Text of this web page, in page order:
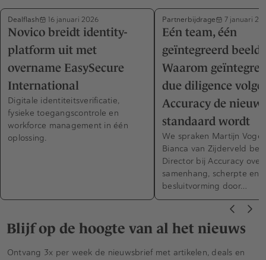
Dealflash 16 januari 2026
Novico breidt identity-
platform uit met
overname EasySecure
International
Digitale identiteitsverificatie,
fysieke toegangscontrole en
workforce management in één
oplossing.
Partnerbijdrage 7 januari
Eén team, één
geïntegreerd beeld
Waarom
due diligence
Accuracy de
standaard wordt
We spraken Martijn
Bianca van Zijderveld
Director bij Accuracy over
samenhang, scherpte en
besluitvorming door…
Blijf op de hoogte van al het nieuws
Ontvang 3x per week de nieuwsbrief met artikelen, deals en